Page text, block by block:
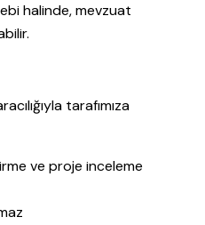
halinde, mevzuat
tarafımıza
ve proje inceleme